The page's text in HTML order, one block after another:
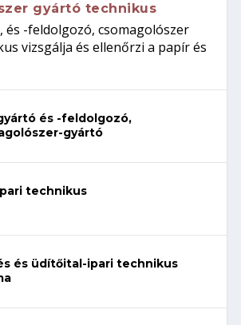
gyártó technikus
és -feldolgozó, csomagolószer
vizsgálja és ellenőrzi a papír és
és -feldolgozó,
gyártó
technikus
és üdítőital-ipari technikus